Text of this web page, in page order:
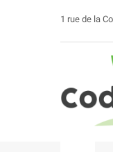
1 rue de la